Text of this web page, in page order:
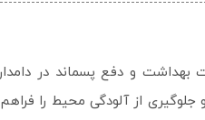
بهداشت و دفع پسماند در
از آلودگی محیط را